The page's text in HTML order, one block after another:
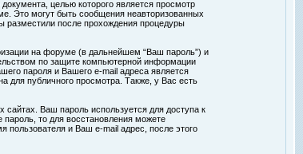
целью которого является просмотр
Это могут быть сообщения неавторизованных
разместили после прохождения процедуры
на форуме (в дальнейшем “Ваш пароль”) и
по защите компьютерной информации
пароля и Вашего e-mail адреса является
для публичного просмотра. Также, у Вас есть
Ваш пароль используется для доступа к
пароль, то для восстановления можете
пользователя и Ваш e-mail адрес, после этого